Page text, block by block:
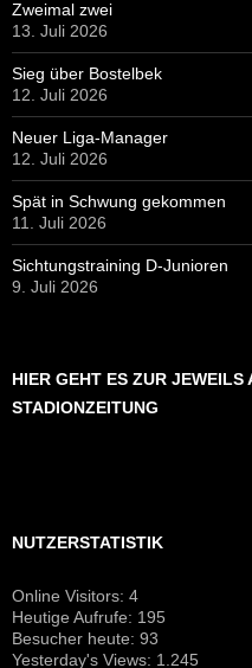
Zweimal zwei
13. Juli 2026
Sieg über Bostelbek
12. Juli 2026
Neuer Liga-Manager
12. Juli 2026
Spät in Schwung gekommen
11. Juli 2026
Sichtungstraining D-Junioren
9. Juli 2026
HIER GEHT ES ZUR
STADIONZEITUNG
NUTZERSTATISTIK
Online Visitors: 4
Heutige Aufrufe: 195
Besucher heute: 93
Yesterday's Views: 1.245